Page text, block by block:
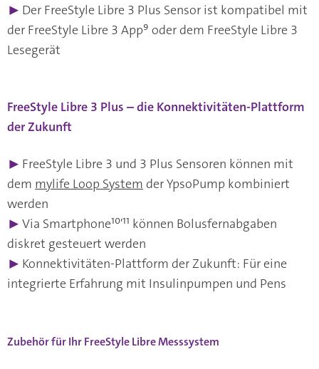
▶ Der FreeStyle Libre 3 Plus Sensor ist kompatibel mit
der FreeStyle Libre 3 App⁹ oder dem FreeStyle Libre 3
Lesegerät
FreeStyle Libre 3 Plus – die Konnektivitäten-Plattform
der Zukunft
▶ FreeStyle Libre 3 und 3 Plus Sensoren können mit
dem mylife Loop System der YpsoPump kombiniert
werden
▶ Via Smartphone¹⁰'¹¹ können Bolusfernabgaben
diskret gesteuert werden
▶ Konnektivitäten-Plattform der Zukunft: Für eine
integrierte Erfahrung mit Insulinpumpen und Pens
Zubehör für Ihr FreeStyle Libre Messsystem